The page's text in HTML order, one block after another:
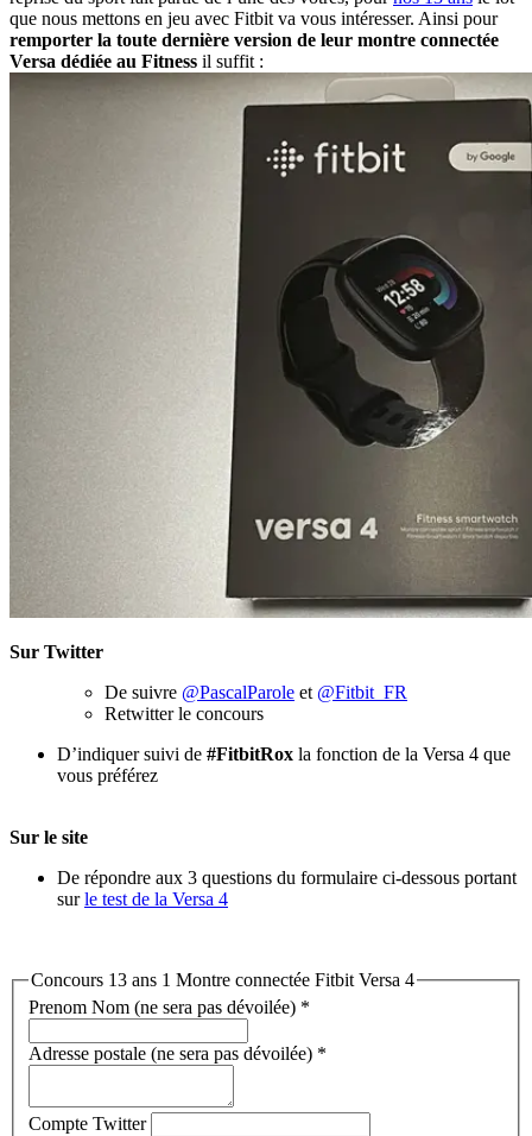
que nous mettons en jeu avec Fitbit va vous intéresser. Ainsi pour
remporter la toute dernière version de leur montre connectée
Versa dédiée au Fitness il suffit :
Sur Twitter
De suivre @PascalParole et @Fitbit_FR
Retwitter le concours
D’indiquer suivi de #FitbitRox la fonction de la Versa 4 que
vous préférez
Sur le site
De répondre aux 3 questions du formulaire ci-dessous portant
surle test de la Versa 4
Concours 13 ans 1 Montre connectée Fitbit Versa 4
Prenom Nom (ne sera pas dévoilée) *
Adresse postale (ne sera pas dévoilée) *
Compte Twitter